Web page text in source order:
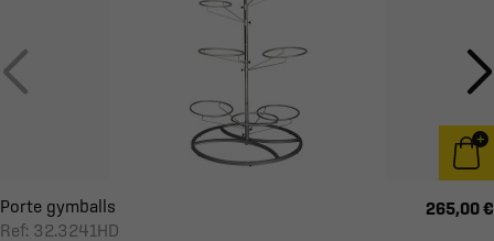
Porte gymballs
Ref: 32.3241HD
265,00 €